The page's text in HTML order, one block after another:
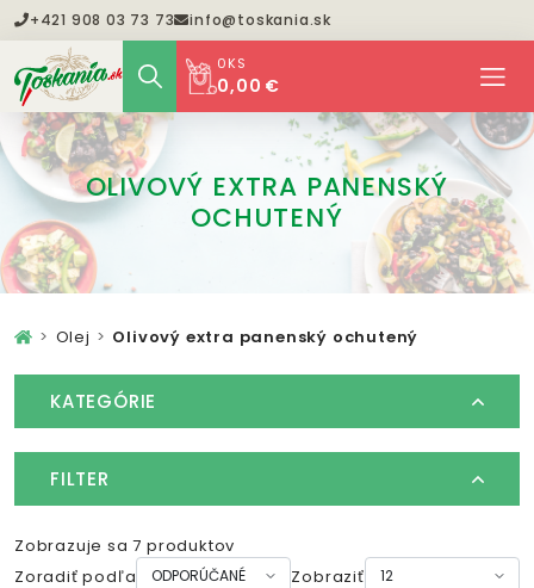
+421 908 03 73 73 info@toskania.sk
0KS
0,00 €
OLIVOVÝ EXTRA PANENSKÝ
OCHUTENÝ
Olej Olivový extra panenský ochutený
KATEGÓRIE
FILTER
Zobrazuje sa 7 produktov
Zoradiť podľa
Zobraziť